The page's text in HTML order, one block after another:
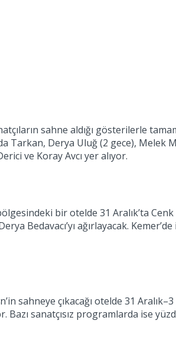
sahne aldığı gösterilerle
Tarkan, Derya Uluğ (2 gece), Melek
ve Koray Avcı yer alıyor.
bir otelde 31 Aralık’ta Cenk
Bedavacı’yı ağırlayacak. Kemer’de
sahneye çıkacağı otelde 31 Aralık–3
sanatçısız programlarda ise